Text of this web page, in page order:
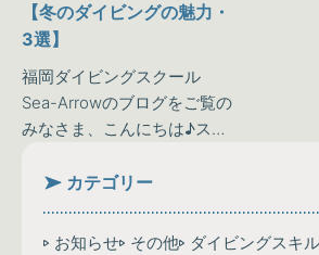
【冬のダイビングの魅力・
3選】
福岡ダイビングスクール
Sea-Arrowのブログをご覧の
みなさま、こんにちは♪スタ
店は元気にOPEN中です
(^^)Instagramやfacebookで
店内写真をUPしま…
カテゴリー
お知らせ その他
ダイビングスキル